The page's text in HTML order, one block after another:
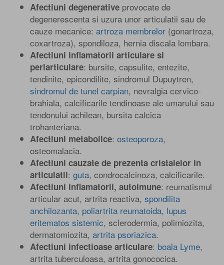
Afectiuni degenerative provocate de
degenerescenta si uzura unor articulatii sau de
cauze mecanice: artroza membrelor (gonartroza,
coxartroza), spondiloza, hernia discala lombara.
Afectiuni inflamatorii articulare si
periarticulare: bursite, capsulite, entezite,
tendinite, epicondilite, sindromul Dupuytren,
sindromul de tunel carpian, nevralgia cervico-
brahiala, calcificarile tendinoase ale umarului sau
tendonului achilean, bursita calcica
trohanteriana.
Afectiuni metabolice: osteoporoza,
osteomalacia.
Afectiuni cauzate de prezenta cristalelor in
articulatii: guta, condrocalcinoza, calcificarile.
Afectiuni inflamatorii, autoimune: reumatismul
articular acut, artrita reactiva, spondilita
anchilozanta, poliartrita reumatoida, lupus
eritematos sistemic, sclerodermia, polimiozita,
dermatomiozita, artrita psoriazica.
Afectiuni infectioase articulare: boala Lyme,
artrita tuberculoasa, artrita gonococica.